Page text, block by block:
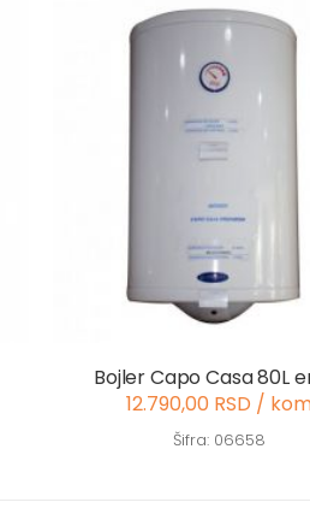
Bojler Capo Casa 80L
12.790,00 RSD /
Šifra: 06658